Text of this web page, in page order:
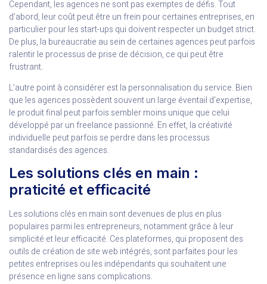
Cependant, les agences ne sont pas exemptes de défis. Tout
d’abord, leur coût peut être un frein pour certaines entreprises, en
particulier pour les start-ups qui doivent respecter un budget strict.
De plus, la bureaucratie au sein de certaines agences peut parfois
ralentir le processus de prise de décision, ce qui peut être
frustrant.
L’autre point à considérer est la personnalisation du service. Bien
que les agences possèdent souvent un large éventail d’expertise,
le produit final peut parfois sembler moins unique que celui
développé par un freelance passionné. En effet, la créativité
individuelle peut parfois se perdre dans les processus
standardisés des agences.
Les solutions clés en main :
praticité et efficacité
Les solutions clés en main sont devenues de plus en plus
populaires parmi les entrepreneurs, notamment grâce à leur
simplicité et leur efficacité. Ces plateformes, qui proposent des
outils de création de site web intégrés, sont parfaites pour les
petites entreprises ou les indépendants qui souhaitent une
présence en ligne sans complications.